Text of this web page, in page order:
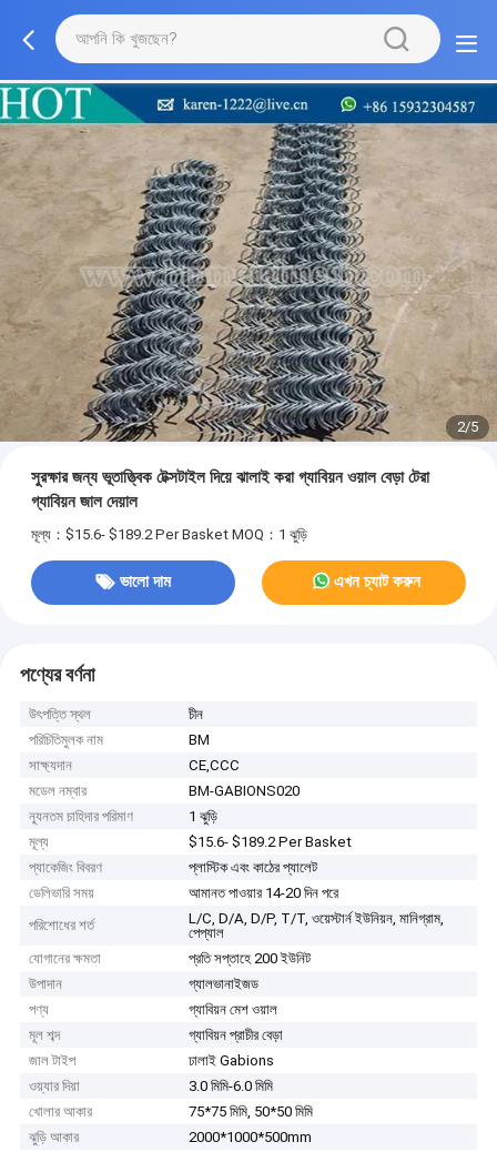
2/5
সুরক্ষার জন্য ভূতাত্ত্বিক টেক্সটাইল দিয়ে ঝালাই করা গ্যাবিয়ন ওয়াল বেড়া টেরা
গ্যাবিয়ন জাল দেয়াল
মূল্য：$15.6- $189.2 Per Basket MOQ：1 ঝুড়ি
ভালো দাম এখন চ্যাট করুন
পণ্যের বর্ণনা
উৎপত্তি স্থল
চীন
পরিচিতিমুলক নাম
BM
সাক্ষ্যদান
CE,CCC
মডেল নম্বার
BM-GABIONS020
ন্যূনতম চাহিদার পরিমাণ
1 ঝুড়ি
মূল্য
$15.6- $189.2 Per Basket
প্যাকেজিং বিবরণ
প্লাস্টিক এবং কাঠের প্যালেট
ডেলিভারি সময়
আমানত পাওয়ার 14-20 দিন পরে
পরিশোধের শর্ত
L/C, D/A, D/P, T/T, ওয়েস্টার্ন ইউনিয়ন, মানিগ্রাম,
পেপ্যাল
যোগানের ক্ষমতা
প্রতি সপ্তাহে 200 ইউনিট
উপাদান
গ্যালভানাইজড
পণ্য
গ্যাবিয়ন মেশ ওয়াল
মূল শব্দ
গ্যাবিয়ন প্রাচীর বেড়া
জাল টাইপ
ঢালাই Gabions
ওয়্যার দিয়া
3.0 মিমি-6.0 মিমি
খোলার আকার
75*75 মিমি, 50*50 মিমি
ঝুড়ি আকার
2000*1000*500mm